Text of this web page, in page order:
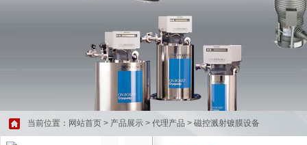
当前位置： 网站首页 > 产品展示 > 代理产品 > 磁控溅射镀膜设备